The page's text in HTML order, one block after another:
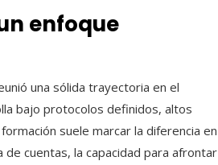
enfoque
una sólida trayectoria en el
bajo protocolos definidos, altos
suele marcar la diferencia en
cuentas, la capacidad para afrontar